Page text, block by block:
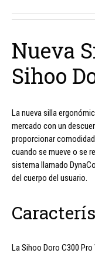
Nueva
Sihoo
La nueva silla
mercado con un
proporcionar
cuando se mueve o se
sistema llamado
del cuerpo del usuario.
La Sihoo Doro C300